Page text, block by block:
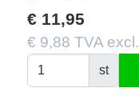
€ 11,95
€ 9,88 TVA excl.
st